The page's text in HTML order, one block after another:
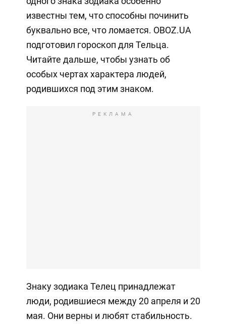
известны тем, что способны починить
буквально все, что ломается. OBOZ.UA
подготовил гороскоп для Тельца.
Читайте дальше, чтобы узнать об
особых чертах характера людей,
родившихся под этим знаком.
РЕКЛАМА
Знаку зодиака Телец принадлежат
люди, родившиеся между 20 апреля и 20
мая. Они верны и любят стабильность.